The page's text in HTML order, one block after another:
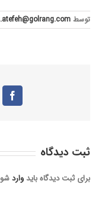
توسط
ثبت ديدگاه
برای ثبت دیدگاه باید وارد